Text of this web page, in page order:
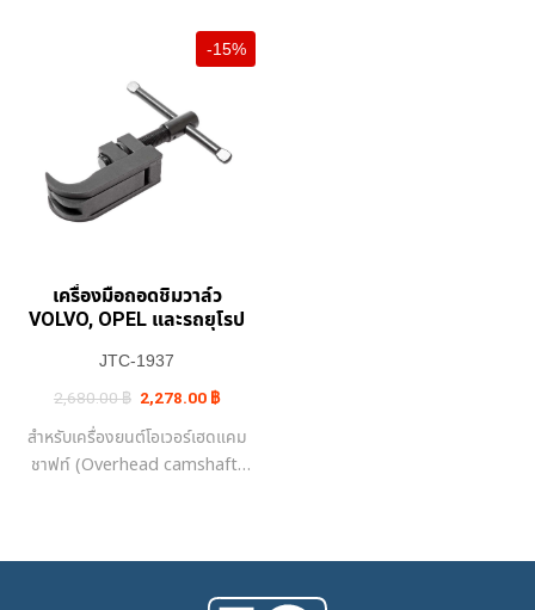
-15%
เครื่องมือถอดชิมวาล์ว
VOLVO, OPEL และรถยุโรป
JTC-1937
2,680.00฿ Original
price
2,680.00 ฿.
2,278.00 ฿Current
price
2,278.00 ฿.
สำหรับเครื่องยนต์โอเวอร์เฮดแคม
ชาฟท์ (Overhead camshaft-